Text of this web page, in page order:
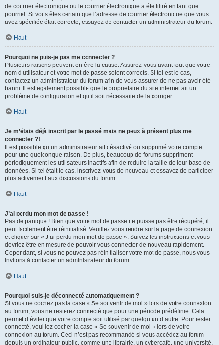
de courrier électronique ou le courrier électronique a été filtré en tant que
pourriel. Si vous êtes certain que l’adresse de courrier électronique que vous
avez spécifiée était correcte, essayez de contacter un administrateur du forum.
Haut
Pourquoi ne puis-je pas me connecter ?
Plusieurs raisons peuvent en être la cause. Assurez-vous avant tout que votre
nom d’utilisateur et votre mot de passe soient corrects. Si tel est le cas,
contactez un administrateur du forum afin de vous assurer de ne pas avoir été
banni. Il est également possible que le propriétaire du site internet ait un
problème de configuration et qu’il soit nécessaire de la corriger.
Haut
Je m’étais déjà inscrit par le passé mais ne peux à présent plus me
connecter ?!
Il est possible qu’un administrateur ait désactivé ou supprimé votre compte
pour une quelconque raison. De plus, beaucoup de forums suppriment
périodiquement les utilisateurs inactifs afin de réduire la taille de leur base de
données. Si tel était le cas, inscrivez-vous de nouveau et essayez de participer
plus activement aux discussions du forum.
Haut
J’ai perdu mon mot de passe !
Pas de panique ! Bien que votre mot de passe ne puisse pas être récupéré, il
peut facilement être réinitialisé. Veuillez vous rendre sur la page de connexion
et cliquer sur « J’ai perdu mon mot de passe ». Suivez les instructions et vous
devriez être en mesure de pouvoir vous connecter de nouveau rapidement.
Cependant, si vous ne pouvez pas réinitialiser votre mot de passe, nous vous
invitons à contacter un administrateur du forum.
Haut
Pourquoi suis-je déconnecté automatiquement ?
Si vous ne cochez pas la case « Se souvenir de moi » lors de votre connexion
au forum, vous ne resterez connecté que pour une période prédéfinie. Cela
permet d’éviter que votre compte soit utilisé par quelqu’un d’autre. Pour rester
connecté, veuillez cocher la case « Se souvenir de moi » lors de votre
connexion au forum. Ceci n’est pas recommandé si vous accédez au forum
depuis un ordinateur public, comme une librairie, un cybercafé, une université,